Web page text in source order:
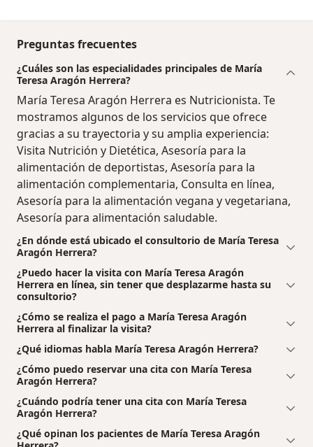
Preguntas frecuentes
¿Cuáles son las especialidades principales de María
Teresa Aragón Herrera?
María Teresa Aragón Herrera es Nutricionista. Te
mostramos algunos de los servicios que ofrece
gracias a su trayectoria y su amplia experiencia:
Visita Nutrición y Dietética, Asesoría para la
alimentación de deportistas, Asesoría para la
alimentación complementaria, Consulta en línea,
Asesoría para la alimentación vegana y vegetariana,
Asesoría para alimentación saludable.
¿En dónde está ubicado el consultorio de María Teresa
Aragón Herrera?
¿Puedo hacer la visita con María Teresa Aragón
Herrera en línea, sin tener que desplazarme hasta su
consultorio?
¿Cómo se realiza el pago a María Teresa Aragón
Herrera al finalizar la visita?
¿Qué idiomas habla María Teresa Aragón Herrera?
¿Cómo puedo reservar una cita con María Teresa
Aragón Herrera?
¿Cuándo podría tener una cita con María Teresa
Aragón Herrera?
¿Qué opinan los pacientes de María Teresa Aragón